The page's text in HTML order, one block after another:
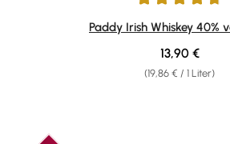
Durchschnittliche Bewertung von 4.81
Paddy Irish Whiskey 40%
(19,86 € / 1 Liter)
Regulärer
13,90 €